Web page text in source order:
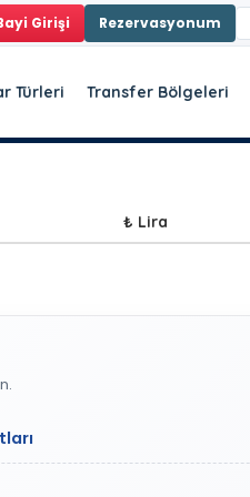
Girişi Rezervasyonum
Türleri Transfer Bölgeleri
₺ Lira